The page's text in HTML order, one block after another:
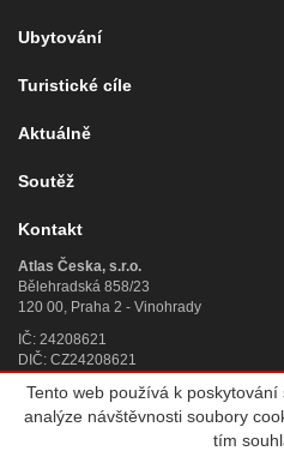
Ubytování
Turistické cíle
Aktuálně
Soutěž
Kontakt
Atlas Česka, s.r.o.
Bělehradská 858/23
120 00, Praha 2 - Vinohrady
IČ: 24208621
DIČ: CZ24208621
Úplný kontakt »
Atlas Česka, s.r.o.,
Tento web používá k
analýze návštěvnosti soubory
tím